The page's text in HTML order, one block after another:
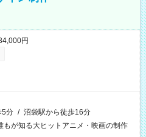
円
5分 / 沼袋駅から徒歩16分
もが知る大ヒットアニメ・映画の制作